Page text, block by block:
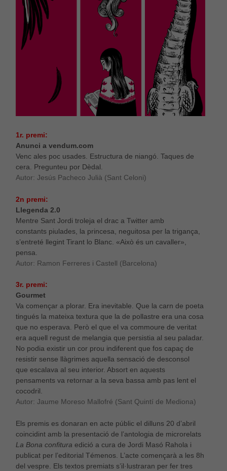
1r. premi:
Anunci a vendum.com
Venc ales poc usades. Estructura de niangó. Taques de
cera. Pregunteu por Dèdal.
Autor: Jesús Pacheco Julià (Sant Celoni)
2n premi:
Llegenda 2.0
Mentre Sant Jordi troleja el drac a Twitter amb
constants piulades, la princesa, neguitosa per la trigança,
s’entreté llegint Tirant lo Blanc. «Això és un cavaller»,
pensa.
Autor: Ramon Ferreres i Castell (Barcelona)
3r. premi:
Gourmet
Va començar a plorar. Era inevitable. Que la carn de poeta
tingués la mateixa textura que la de pollastre era una cosa
que no esperava. Però el que el va commoure de veritat
era aquell regust de melangia que persistia al seu paladar.
No podia existir un cor prou indiferent que fos capaç de
resistir sense llàgrimes aquella sensació de desconsol
que escalava al seu interior. Absort en aquests
pensaments va retornar a la seva bassa amb pas lent el
cocodril.
Autor: Jaume Moreso Mallofré (Sant Quintí de Mediona)
Els premis es donaran en acte públic el dilluns 20 d’abril
coincidint amb la presentació de l’antologia de microrelats
La Bona confitura edició a cura de Jordi Masó Rahola i
publicat per l’editorial Témenos. L’acte començarà a les 8h
del vespre. Els textos premiats s’il·lustraran per fer tres